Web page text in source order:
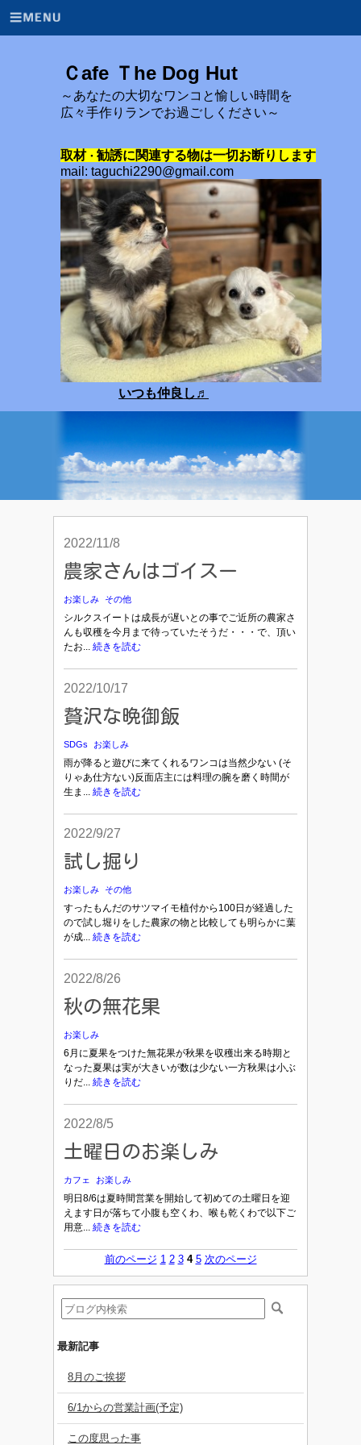
Ｃafe Ｔhe Dog Hut
～あなたの大切なワンコと愉しい時間を
広々手作りランでお過ごしください～
取材・ 勧誘に関連する物は一切お断りします
mail: taguchi2290@gmail.com
いつも仲良し ♬
2022/11/8
農家さんはゴイスー
お楽しみ その他
シルクスイートは成長が遅いとの事でご近所の農家さ
んも収穫を今月まで待っていたそうだ・・・で、頂い
たお... 続きを読む
2022/10/17
贅沢な晩御飯
SDGs お楽しみ
雨が降ると遊びに来てくれるワンコは当然少ない (そ
りゃあ仕方ない)反面店主には料理の腕を磨く時間が
生ま... 続きを読む
2022/9/27
試し掘り
お楽しみ その他
すったもんだのサツマイモ植付から100日が経過した
ので試し堀りをした農家の物と比較しても明らかに葉
が成... 続きを読む
2022/8/26
秋の無花果
お楽しみ
6月に夏果をつけた無花果が秋果を収穫出来る時期と
なった夏果は実が大きいが数は少ない一方秋果は小ぶ
りだ... 続きを読む
2022/8/5
土曜日のお楽しみ
カフェ お楽しみ
明日8/6は夏時間営業を開始して初めての土曜日を迎
えます日が落ちて小腹も空くわ、喉も乾くわで以下ご
用意... 続きを読む
前のページ 1 2 3 4 5 次のページ
最新記事
8月のご挨拶
6/1からの営業計画(予定)
この度思った事